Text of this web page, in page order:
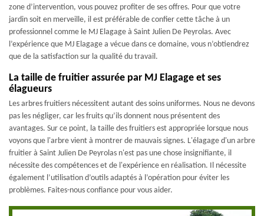
zone d’intervention, vous pouvez profiter de ses offres. Pour que votre
jardin soit en merveille, il est préférable de confier cette tâche à un
professionnel comme le MJ Elagage à Saint Julien De Peyrolas. Avec
l’expérience que MJ Elagage a vécue dans ce domaine, vous n’obtiendrez
que de la satisfaction sur la qualité du travail.
La taille de fruitier assurée par MJ Elagage et ses
élagueurs
Les arbres fruitiers nécessitent autant des soins uniformes. Nous ne devons
pas les négliger, car les fruits qu’ils donnent nous présentent des
avantages. Sur ce point, la taille des fruitiers est appropriée lorsque nous
voyons que l'arbre vient à montrer de mauvais signes. L'élagage d'un arbre
fruitier à Saint Julien De Peyrolas n'est pas une chose insignifiante, il
nécessite des compétences et de l'expérience en réalisation. Il nécessite
également l’utilisation d’outils adaptés à l’opération pour éviter les
problèmes. Faites-nous confiance pour vous aider.